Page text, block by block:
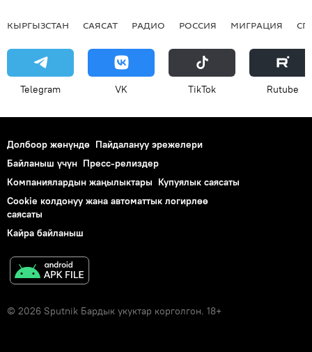
КЫРГЫЗСТАН САЯСАТ РАДИО РОССИЯ МИГРАЦИЯ
Telegram VK ТikТоk Rutube
Долбоор жөнүндө Пайдалануу эрежелери
Байланыш үчүн Пресс-релиздер
Компаниялардын жаңылыктары Купуялык саясаты
Cookie колдонуу жана автоматтык логирлөө
саясаты
Кайра байланыш
© 2026 Sputnik Бардык укуктар корголгон. 18+